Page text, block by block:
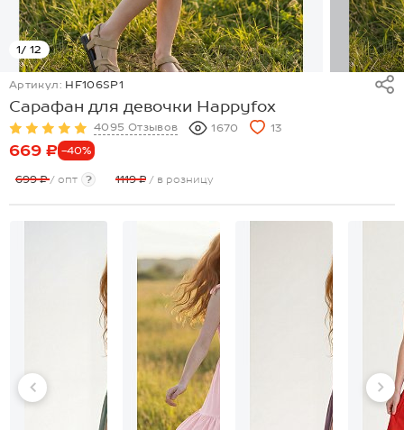
1/ 12
Артикул: HF106SP1
Сарафан для девочки Happyfox
4095 Отзывов 1670 13
669 ₽ -40%
699 ₽/ опт ? 1119 ₽ / в розницу